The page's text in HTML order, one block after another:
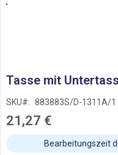
Anfang
Bildgalerie
springen
Tasse mit
SKU 883883S/D-1311A/1
21,27 €
Bearbeitungszeit